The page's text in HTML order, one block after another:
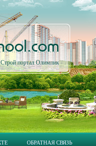
Строй портал Олимпик
ОБРАТНАЯ СВЯЗЬ